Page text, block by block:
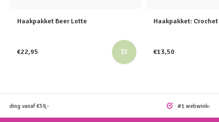
Haakpakket Beer Lotte
€22,95
Haakpakket:
€13,50
vanaf €59,- #1 webwinkel